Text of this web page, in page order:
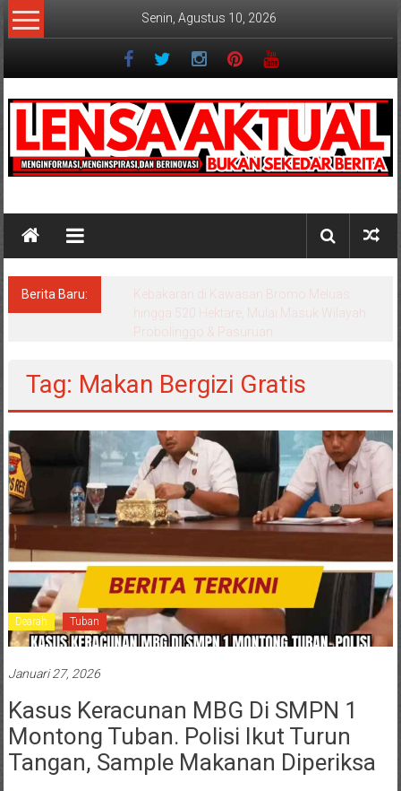
Lompat
ke
Senin, Agustus 10, 2026
Berita Baru:
Wisata Bromo Ditutup Total, Api Semakin
Melebar, 3 Helikopter Dikerahkan untuk
Water Bombing
Tag: Makan Bergizi Gratis
Dearah Tuban
Januari 27, 2026
Kasus Keracunan MBG Di SMPN 1
Montong Tuban. Polisi Ikut Turun
Tangan, Sample Makanan Diperiksa